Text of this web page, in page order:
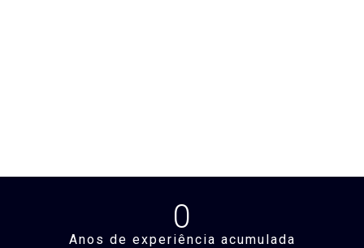
0
Anos de experiência acumulada